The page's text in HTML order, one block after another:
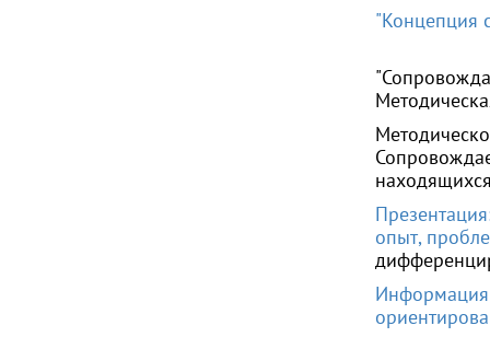
"Концепция
опыт,
Информация